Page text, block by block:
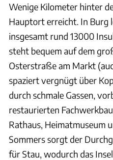
Wenige Kilometer hinter
Hauptort erreicht. In Burg
insgesamt rund 13000
steht bequem auf dem
Osterstraße am Markt
spaziert vergnügt über
durch schmale Gassen,
restaurierten
Rathaus, Heimatmuseum
Sommers sorgt der
für Stau, wodurch das